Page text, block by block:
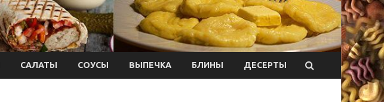
САЛАТЫ СОУСЫ ВЫПЕЧКА БЛИНЫ ДЕСЕРТЫ